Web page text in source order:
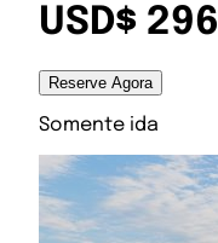
USD$ 296
Reserve Agora
Somente ida